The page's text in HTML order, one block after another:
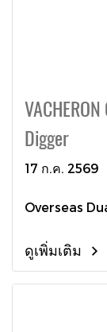
Digger
17 ก.ค. 2569
Overseas
ดูเพิ่มเติม